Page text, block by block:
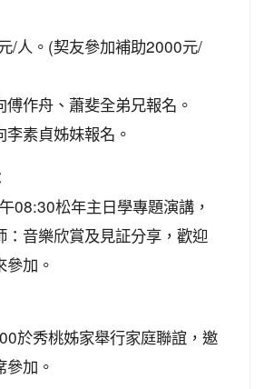
/人。(契友參加補助2000元/
作舟、蕭斐全弟兄報名。
素貞姊妹報名。
08:30松年主日學專題演講，
：音樂欣賞及見証分享，歡迎
加。
於秀桃姊家舉行家庭聯誼，邀
加。